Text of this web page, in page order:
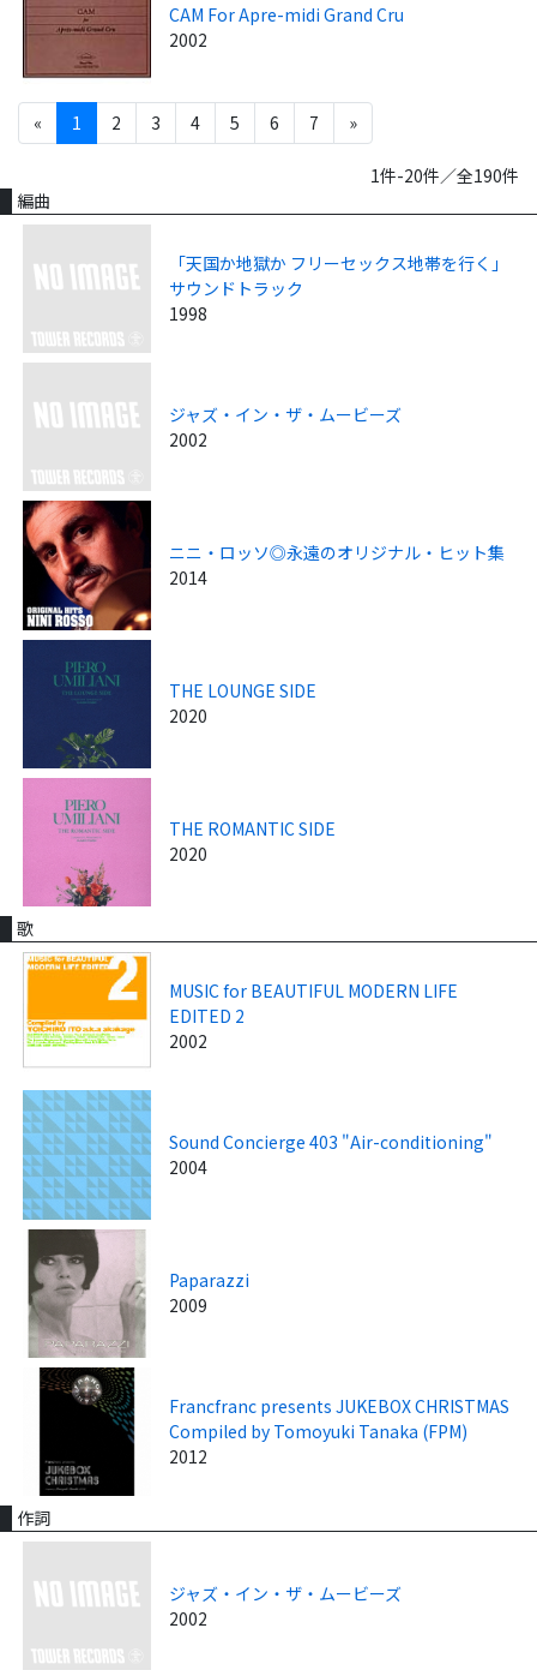
CAM For Apre-midi Grand Cru
2002
« 1 2 3 4 5 6 7 »
1件-20件／全190件
編曲
「天国か地獄か フリーセックス地帯を行く」
サウンドトラック
1998
ジャズ・イン・ザ・ムービーズ
2002
ニニ・ロッソ◎永遠のオリジナル・ヒット集
2014
THE LOUNGE SIDE
2020
THE ROMANTIC SIDE
2020
歌
MUSIC for BEAUTIFUL MODERN LIFE
EDITED 2
2002
Sound Concierge 403 "Air-conditioning"
2004
Paparazzi
2009
Francfranc presents JUKEBOX CHRISTMAS
Compiled by Tomoyuki Tanaka (FPM)
2012
作詞
ジャズ・イン・ザ・ムービーズ
2002